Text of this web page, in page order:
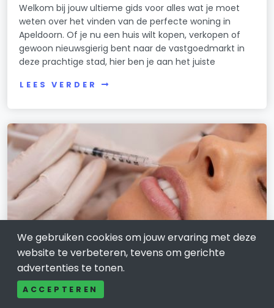
Welkom bij jouw ultieme gids voor alles wat je moet
weten over het vinden van de perfecte woning in
Apeldoorn. Of je nu een huis wilt kopen, verkopen of
gewoon nieuwsgierig bent naar de vastgoedmarkt in
deze prachtige stad, hier ben je aan het juiste
LEES VERDER
BEAUTY EN SCHOONHEID
We gebruiken cookies om jouw ervaring met deze
website te verbeteren, tevens om gerichte
advertenties te tonen.
ACCEPTEREN